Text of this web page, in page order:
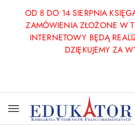
Przejdź do treści
Przejdź do
Przejdź do moje konto
Przejdź do menu
Przejdź do opisu
Przejdź do stopki
OD 8 DO 14 SIERPNIA
ZAMÓWIENIA ZŁOŻONE W
INTERNETOWY BĘDĄ
DZIĘKUJEMY ZA